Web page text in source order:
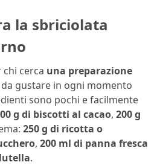
la sbriciolata
chi cerca una preparazione
da gustare in ogni momento
sono pochi e facilmente
g di biscotti al cacao, 200 g
250 g di ricotta o
, 200 ml di panna fresca
.